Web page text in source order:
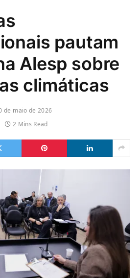
pautam
Alesp sobre
climáticas
de maio de 2026
2 Mins Read